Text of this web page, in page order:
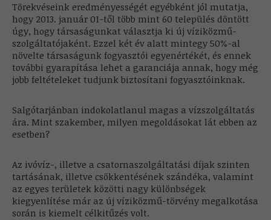
Törekvéseink eredményességét egyébként jól mutatja,
hogy 2013. január 01-től több mint 60 település döntött
úgy, hogy társaságunkat választja ki új víziközmű-
szolgáltatójaként. Ezzel két év alatt mintegy 50%-al
növelte társaságunk fogyasztói egyenértékét, és ennek
további gyarapítása lehet a garanciája annak, hogy még
jobb feltételeket tudjunk biztosítani fogyasztóinknak.
Salgótarjánban indokolatlanul magas a vízszolgáltatás
ára. Mint szakember, milyen megoldásokat lát ebben az
esetben?
Az ivóvíz-, illetve a csatornaszolgáltatási díjak szinten
tartásának, illetve csökkentésének szándéka, valamint
az egyes területek közötti nagy különbségek
kiegyenlítése már az új víziközmű-törvény megalkotása
során is kiemelt célkitűzés volt.